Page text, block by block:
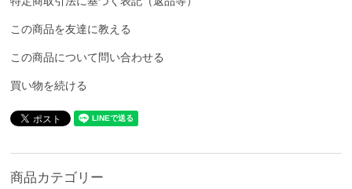
この商品を友達に教える
この商品について問い合わせる
買い物を続ける
商品カテゴリー